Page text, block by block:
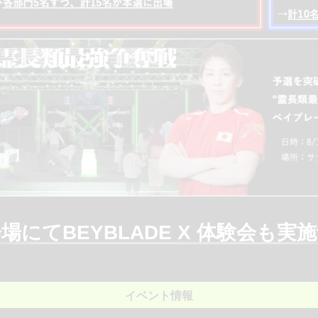
にてBEYBLADE X 体験会も実
イベント情報